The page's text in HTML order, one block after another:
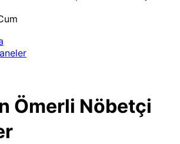
tanıtımı 27 Ağustos’ta Netflix’te
göre, Türkiye’de internet kullanımı
ücretsiz dijital hediyelerle
Ömerli Nöbetçi